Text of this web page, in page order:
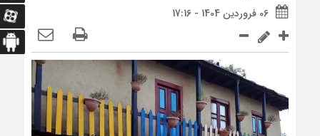
06 فروردین 1404 - 17:16